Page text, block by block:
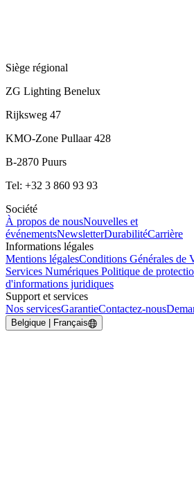
Siège régional
ZG Lighting Benelux
Rijksweg 47
KMO-Zone Pullaar 428
B-2870 Puurs
Tel: +32 3 860 93 93
Société
À propos de nousNouvelles et
événementsNewsletterDurabilitéCarrière
Informations légales
Mentions légalesConditions Générales de
Services Numériques Politique de
d'informations juridiques
Support et services
Nos servicesGarantieContactez-nous
Belgique | Français